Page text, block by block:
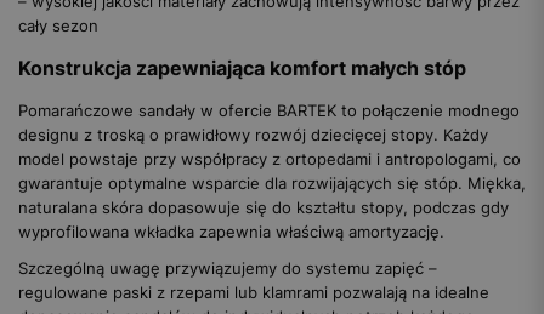
cały sezon
Konstrukcja zapewniająca komfort małych stóp
Pomarańczowe sandały w ofercie BARTEK to połączenie modnego
designu z troską o prawidłowy rozwój dziecięcej stopy. Każdy
model powstaje przy współpracy z ortopedami i antropologami, co
gwarantuje optymalne wsparcie dla rozwijających się stóp. Miękka,
naturalana skóra dopasowuje się do kształtu stopy, podczas gdy
wyprofilowana wkładka zapewnia właściwą amortyzację.
Szczególną uwagę przywiązujemy do systemu zapięć –
regulowane paski z rzepami lub klamrami pozwalają na idealne